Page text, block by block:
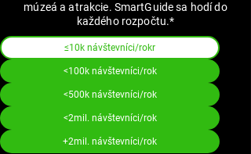
múzeá a atrakcie. SmartGuide sa hodí do
každého rozpočtu.*
≤10k návštevníci/rokr
<100k návštevníci/rok
<500k návštevníci/rok
<2mil. návštevníci/rok
+2mil. návštevníci/rok